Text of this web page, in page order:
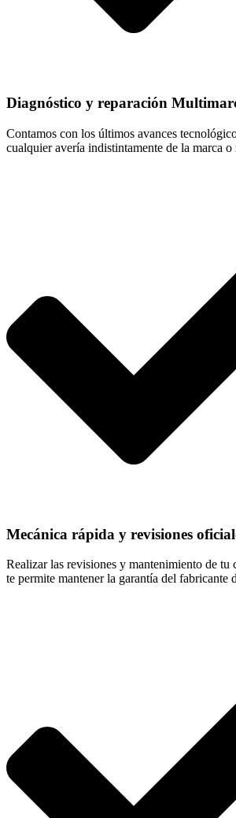
Diagnóstico y reparación
Contamos con los últimos avances
cualquier avería indistintamente de la marca
Mecánica rápida y revisiones
Realizar las revisiones y mantenimiento de tu
te permite mantener la garantía del fabricante